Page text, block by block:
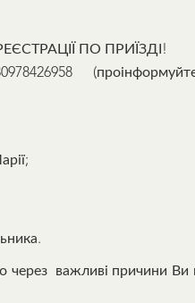
ПО ПРИЇЗДІ!
через важливі причини Ви